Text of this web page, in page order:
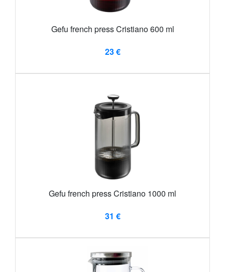
Gefu french press Cristiano 600 ml
23 €
Gefu french press Cristiano 1000 ml
31 €